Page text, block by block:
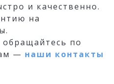
и качественно.
на
по
— наши контакты